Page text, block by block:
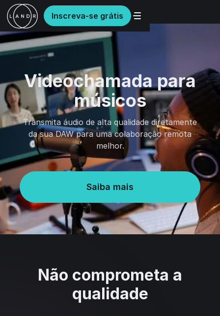
Inscreva-se grátis
Videochamada para
músicos
Transmita áudio de alta qualidade diretamente
da sua DAW para uma colaboração remota
melhor.
Saiba mais
Não comprometa a
qualidade